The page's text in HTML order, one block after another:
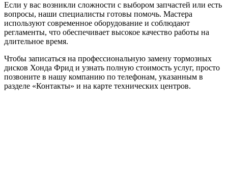
Если у вас возникли сложности с выбором запчастей или есть
вопросы, наши специалисты готовы помочь. Мастера
используют современное оборудование и соблюдают
регламенты, что обеспечивает высокое качество работы на
длительное время.
Чтобы записаться на профессиональную замену тормозных
дисков Хонда Фрид и узнать полную стоимость услуг, просто
позвоните в нашу компанию по телефонам, указанным в
разделе «Контакты» и на карте технических центров.